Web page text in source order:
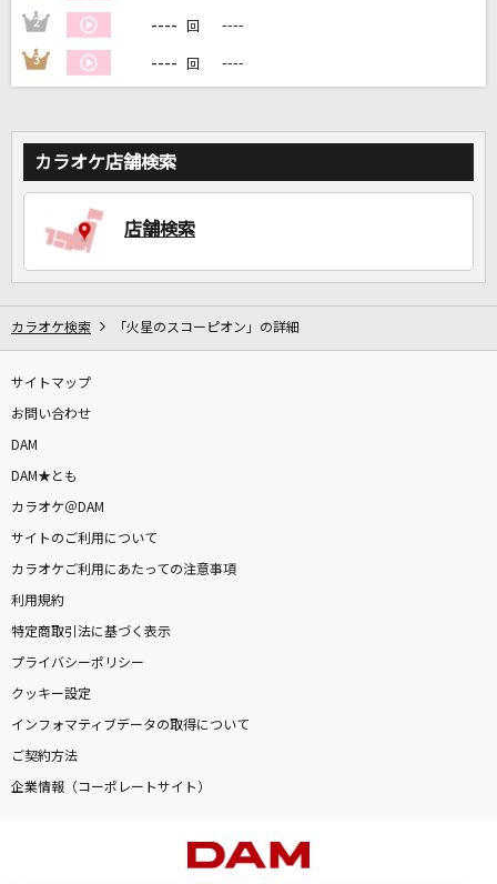
2 ---- 回 ----
3 ---- 回 ----
カラオケ店舗検索
店舗検索
カラオケ検索 「火星のスコーピオン」の詳細
サイトマップ
お問い合わせ
DAM
DAM★とも
カラオケ＠DAM
サイトのご利用について
カラオケご利用にあたっての注意事項
利用規約
特定商取引法に基づく表示
プライバシーポリシー
クッキー設定
インフォマティブデータの取得について
ご契約方法
企業情報（コーポレートサイト）